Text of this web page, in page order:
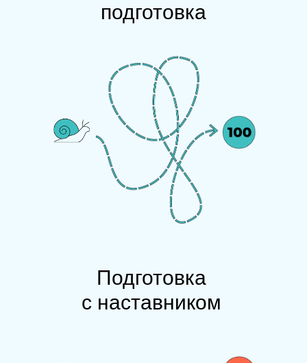
подготовка
Подготовка
с наставником